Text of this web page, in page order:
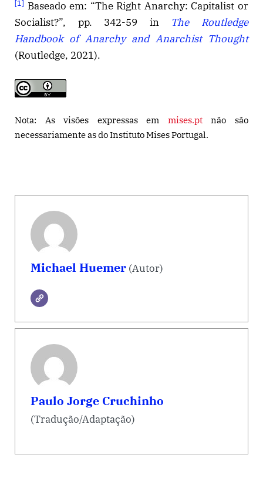
[1] Baseado em: “The Right Anarchy: Capitalist or
Socialist?”, pp. 342-59 in
The Routledge
Handbook of Anarchy and Anarchist Thought
(Routledge, 2021).
Nota: As visões expressas em mises.ptnão são
necessariamente as do Instituto Mises Portugal.
Michael Huemer(Autor)
Paulo Jorge Cruchinho
(Tradução/Adaptação)